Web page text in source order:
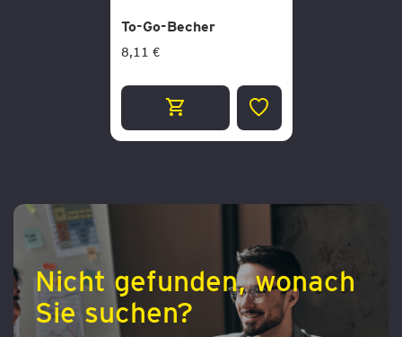
To-Go-Becher
8,11 €
ZUR
Nicht gefunden, wonach
Sie suchen?